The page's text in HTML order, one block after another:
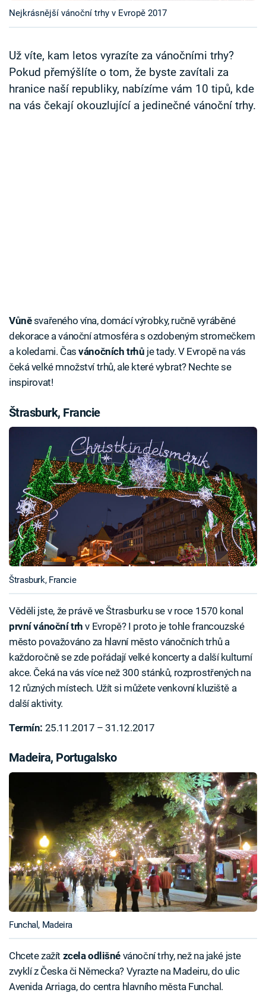
Časopis
Přihlášení
Nejkrásnější vánoční trhy v Evropě 2017
Už víte, kam letos vyrazíte za vánočními trhy?
Pokud přemýšlíte o tom, že byste zavítali za
hranice naší republiky, nabízíme vám 10 tipů, kde
na vás čekají okouzlující a jedinečné vánoční trhy.
Vůněsvařeného vína, domácí výrobky, ručně vyráběné
dekorace a vánoční atmosféra s ozdobeným stromečkem
a koledami. Časvánočních trhů je tady. V Evropě na vás
čeká velké množství trhů, ale které vybrat? Nechte se
inspirovat!
Štrasburk, Francie
Štrasburk, Francie
Věděli jste, že právě ve Štrasburku se v roce 1570 konal
první vánoční trhv Evropě? I proto je tohle francouzské
město považováno za hlavní město vánočních trhů a
každoročně se zde pořádají velké koncerty a další kulturní
akce. Čeká na vás více než 300 stánků, rozprostřených na
12 různých místech. Užít si můžete venkovní kluziště a
další aktivity.
Termín: 25.11.2017 – 31.12.2017
Madeira, Portugalsko
Funchal, Madeira
Chcete zažít zcela odlišné vánoční trhy, než na jaké jste
zvyklí z Česka či Německa? Vyrazte na Madeiru, do ulic
Avenida Arriaga, do centra hlavního města Funchal.